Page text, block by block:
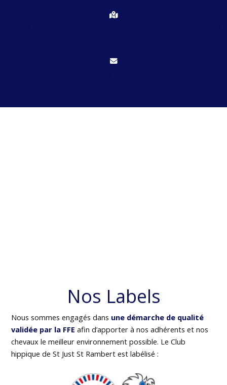
Nos Labels
Nous sommes engagés dans une démarche de qualité
validée par la FFE afin d’apporter à nos adhérents et nos
chevaux le meilleur environnement possible. Le Club
hippique de St Just St Rambert est labélisé :